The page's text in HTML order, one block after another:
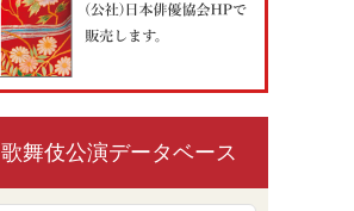
歌舞伎公演データベース